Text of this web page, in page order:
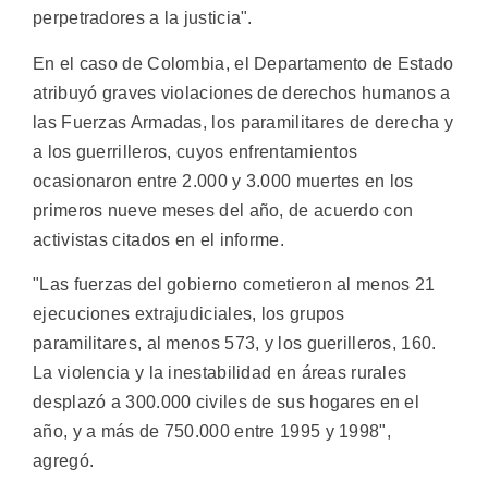
perpetradores a la justicia".
En el caso de Colombia, el Departamento de Estado
atribuyó graves violaciones de derechos humanos a
las Fuerzas Armadas, los paramilitares de derecha y
a los guerrilleros, cuyos enfrentamientos
ocasionaron entre 2.000 y 3.000 muertes en los
primeros nueve meses del año, de acuerdo con
activistas citados en el informe.
"Las fuerzas del gobierno cometieron al menos 21
ejecuciones extrajudiciales, los grupos
paramilitares, al menos 573, y los guerilleros, 160.
La violencia y la inestabilidad en áreas rurales
desplazó a 300.000 civiles de sus hogares en el
año, y a más de 750.000 entre 1995 y 1998",
agregó.